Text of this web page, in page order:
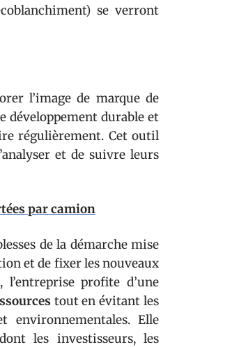
se verront
l’image de marque de
développement durable et
régulièrement. Cet outil
et de suivre leurs
par camion
de la démarche mise
et de fixer les nouveaux
profite d’une
tout en évitant les
environnementales. Elle
les investisseurs, les